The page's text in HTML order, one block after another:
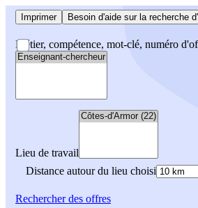
Imprimer Besoin d'aide sur la recherche
Métier, compétence, mot-clé, numéro
Lieu de travail
Distance autour du lieu choisi
Rechercherdes offres